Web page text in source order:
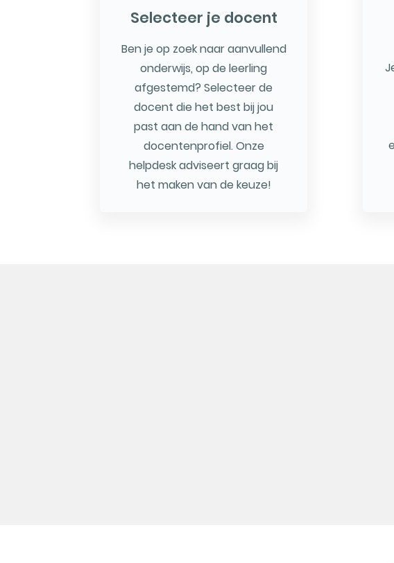
Selecteer je docent
Ben je op zoek naar aanvullend
onderwijs, op de leerling
afgestemd? Selecteer de
docent die het best bij jou
past aan de hand van het
docentenprofiel. Onze
helpdesk adviseert graag bij
het maken van de keuze!